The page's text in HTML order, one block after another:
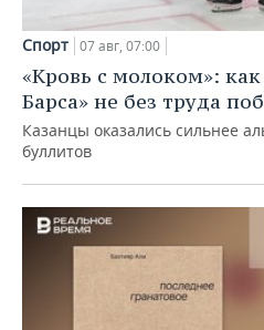
Спорт 07 авг, 07:00
«Кровь с молоком»:
Барса» не без труда
Казанцы оказались сильнее
буллитов